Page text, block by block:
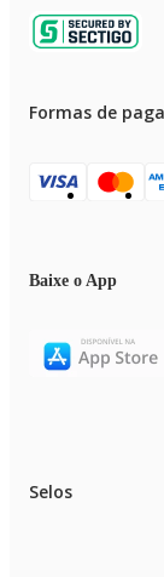
Formas de
Baixe o App
Selos